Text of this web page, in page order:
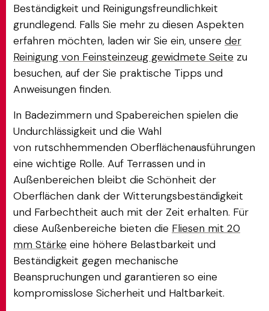
Beständigkeit und Reinigungsfreundlichkeit
grundlegend. Falls Sie mehr zu diesen Aspekten
erfahren möchten, laden wir Sie ein, unsere der
Reinigung von Feinsteinzeug gewidmete Seite zu
besuchen, auf der Sie praktische Tipps und
Anweisungen finden.
In Badezimmern und Spabereichen spielen die
Undurchlässigkeit und die Wahl
von rutschhemmenden Oberflächenausführungen
eine wichtige Rolle. Auf Terrassen und in
Außenbereichen bleibt die Schönheit der
Oberflächen dank der Witterungsbeständigkeit
und Farbechtheit auch mit der Zeit erhalten. Für
diese Außenbereiche bieten die Fliesen mit 20
mm Stärke eine höhere Belastbarkeit und
Beständigkeit gegen mechanische
Beanspruchungen und garantieren so eine
kompromisslose Sicherheit und Haltbarkeit.